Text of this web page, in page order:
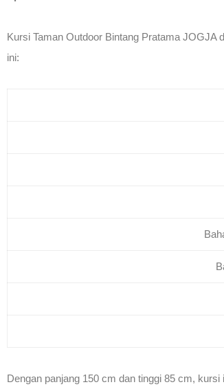
Kursi Taman Outdoor Bintang Pratama JOGJA
ini:
Dengan panjang 150 cm dan tinggi 85 cm,